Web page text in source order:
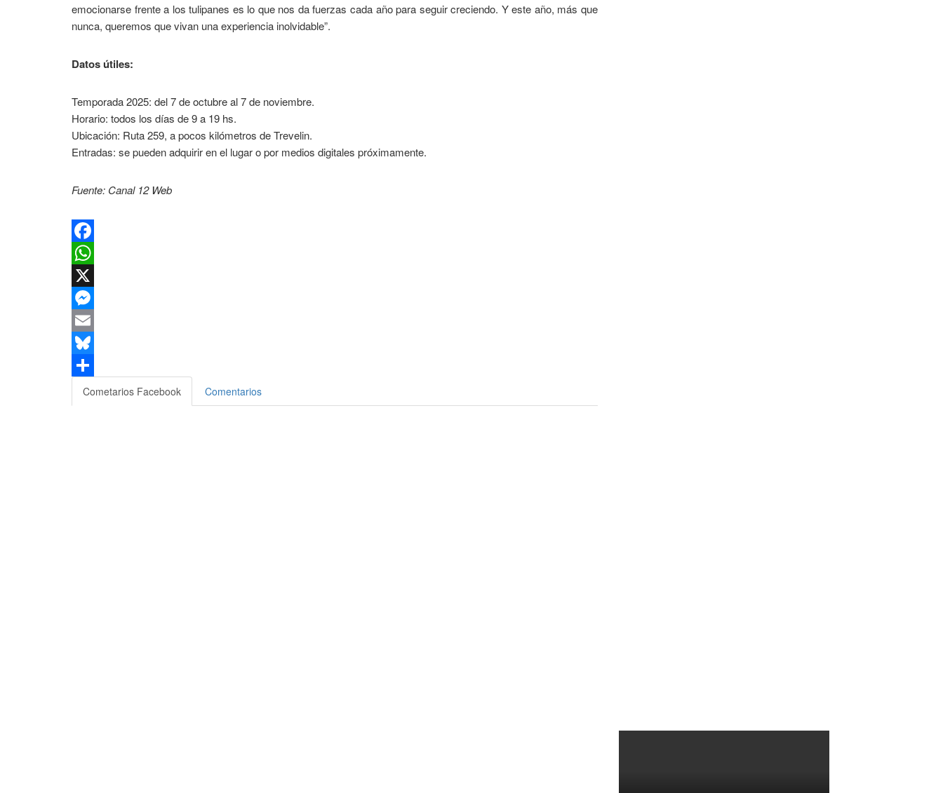
emocionarse frente a los tulipanes es lo que nos da fuerzas cada año para seguir creciendo. Y este año, más que
nunca, queremos que vivan una experiencia inolvidable”.
Datos útiles:
Temporada 2025: del 7 de octubre al 7 de noviembre.
Horario: todos los días de 9 a 19 hs.
Ubicación: Ruta 259, a pocos kilómetros de Trevelin.
Entradas: se pueden adquirir en el lugar o por medios digitales próximamente.
Fuente: Canal 12 Web
Facebook
WhatsApp
X
Messenger
Email
Bluesky
Compartir
Cometarios Facebook Comentarios